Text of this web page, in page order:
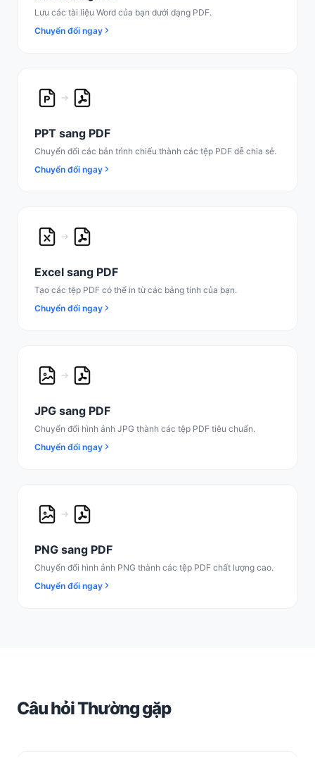
Lưu các tài liệu Word của bạn dưới dạng PDF.
Chuyển đổi ngay
PPT sang PDF
Chuyển đổi các bản trình chiếu thành các tệp PDF dễ chia sẻ.
Chuyển đổi ngay
Excel sang PDF
Tạo các tệp PDF có thể in từ các bảng tính của bạn.
Chuyển đổi ngay
JPG sang PDF
Chuyển đổi hình ảnh JPG thành các tệp PDF tiêu chuẩn.
Chuyển đổi ngay
PNG sang PDF
Chuyển đổi hình ảnh PNG thành các tệp PDF chất lượng cao.
Chuyển đổi ngay
Câu hỏi Thường gặp